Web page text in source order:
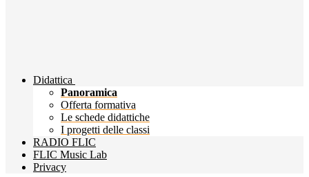
Didattica
Panoramica
Offerta formativa
Le schede didattiche
I progetti delle classi
RADIO FLIC
FLIC Music Lab
Privacy